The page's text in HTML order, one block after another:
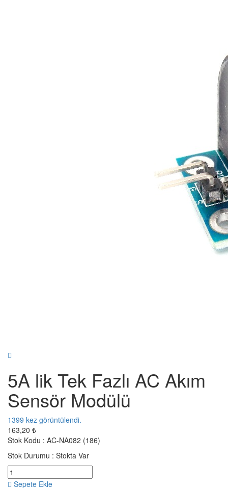
5A lik Tek Fazlı AC Akım
Sensör Modülü
1399 kez görüntülendi.
163,20 ₺
Stok Kodu : AC-NA082 (186)
Stok Durumu : Stokta Var
Sepete Ekle